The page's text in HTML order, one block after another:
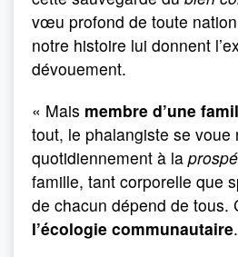
vœu profond de toute
notre histoire lui donnent
dévouement.
« Mais membre d’une
tout, le phalangiste se voue
quotidiennement à la
famille, tant corporelle que
de chacun dépend de tous.
l’écologie communautaire